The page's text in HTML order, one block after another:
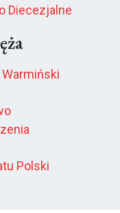
Diecezjalne
Polski